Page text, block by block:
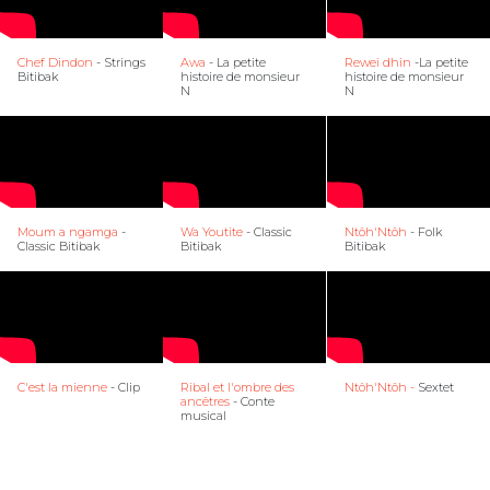
Chef Dindon - Strings
Bitibak
Awa - La petite
histoire de monsieur
N
Rewei dhin -La petite
histoire de monsieur
N
Moum a ngamga -
Classic Bitibak
Wa Youtite - Classic
Bitibak
Ntôh'Ntôh - Folk
Bitibak
C'est la mienne - Clip
Ribal et l'ombre des
ancêtres - Conte
musical
Ntôh'Ntôh -Sextet